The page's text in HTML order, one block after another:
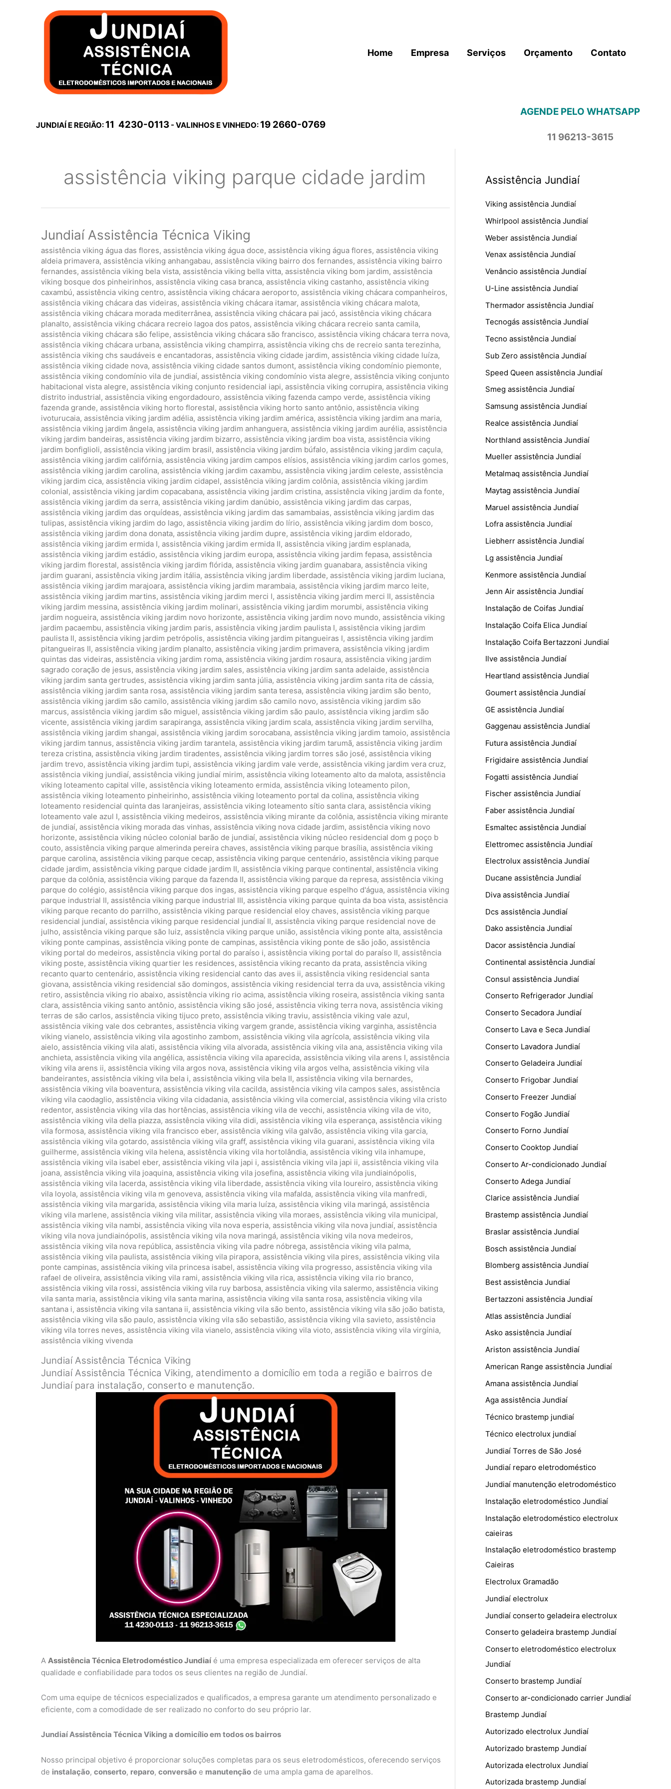
Home Empresa Serviços Orçamento Contato
JUNDIAÍ E REGIÃO: 11 4230-0113 - VALINHOS E VINHEDO: 19 2660-0769
AGENDE PELO WHATSAPP
11 96213-3615
assistência viking parque cidade jardim
Jundiaí Assistência Técnica Viking
assistência viking água das flores, assistência viking água doce, assistência viking água flores, assistência viking
aldeia primavera, assistência viking anhangabau, assistência viking bairro dos fernandes, assistência viking bairro
fernandes, assistência viking bela vista, assistência viking bella vitta, assistência viking bom jardim, assistência
viking bosque dos pinheirinhos, assistência viking casa branca, assistência viking castanho, assistência viking
caxambú, assistência viking centro, assistência viking chácara aeroporto, assistência viking chácara companheiros,
assistência viking chácara das videiras, assistência viking chácara itamar, assistência viking chácara malota,
assistência viking chácara morada mediterrânea, assistência viking chácara pai jacó, assistência viking chácara
planalto, assistência viking chácara recreio lagoa dos patos, assistência viking chácara recreio santa camila,
assistência viking chácara são felipe, assistência viking chácara são francisco, assistência viking chácara terra nova,
assistência viking chácara urbana, assistência viking champirra, assistência viking chs de recreio santa terezinha,
assistência viking chs saudáveis e encantadoras, assistência viking cidade jardim, assistência viking cidade luíza,
assistência viking cidade nova, assistência viking cidade santos dumont, assistência viking condomínio piemonte,
assistência viking condomínio vila de jundiaí, assistência viking condomínio vista alegre, assistência viking conjunto
habitacional vista alegre, assistência viking conjunto residencial iapi, assistência viking corrupira, assistência viking
distrito industrial, assistência viking engordadouro, assistência viking fazenda campo verde, assistência viking
fazenda grande, assistência viking horto florestal, assistência viking horto santo antônio, assistência viking
ivoturucaia, assistência viking jardim adélia, assistência viking jardim américa, assistência viking jardim ana maria,
assistência viking jardim ângela, assistência viking jardim anhanguera, assistência viking jardim aurélia, assistência
viking jardim bandeiras, assistência viking jardim bizarro, assistência viking jardim boa vista, assistência viking
jardim bonfiglioli, assistência viking jardim brasil, assistência viking jardim búfalo, assistência viking jardim caçula,
assistência viking jardim califórnia, assistência viking jardim campos elísios, assistência viking jardim carlos gomes,
assistência viking jardim carolina, assistência viking jardim caxambu, assistência viking jardim celeste, assistência
viking jardim cica, assistência viking jardim cidapel, assistência viking jardim colônia, assistência viking jardim
colonial, assistência viking jardim copacabana, assistência viking jardim cristina, assistência viking jardim da fonte,
assistência viking jardim da serra, assistência viking jardim danúbio, assistência viking jardim das carpas,
assistência viking jardim das orquídeas, assistência viking jardim das samambaias, assistência viking jardim das
tulipas, assistência viking jardim do lago, assistência viking jardim do lírio, assistência viking jardim dom bosco,
assistência viking jardim dona donata, assistência viking jardim dupre, assistência viking jardim eldorado,
assistência viking jardim ermida I, assistência viking jardim ermida II, assistência viking jardim esplanada,
assistência viking jardim estádio, assistência viking jardim europa, assistência viking jardim fepasa, assistência
viking jardim florestal, assistência viking jardim flórida, assistência viking jardim guanabara, assistência viking
jardim guarani, assistência viking jardim itália, assistência viking jardim liberdade, assistência viking jardim luciana,
assistência viking jardim marajoara, assistência viking jardim marambaia, assistência viking jardim marco leite,
assistência viking jardim martins, assistência viking jardim merci I, assistência viking jardim merci II, assistência
viking jardim messina, assistência viking jardim molinari, assistência viking jardim morumbi, assistência viking
jardim nogueira, assistência viking jardim novo horizonte, assistência viking jardim novo mundo, assistência viking
jardim pacaembu, assistência viking jardim paris, assistência viking jardim paulista I, assistência viking jardim
paulista II, assistência viking jardim petrópolis, assistência viking jardim pitangueiras I, assistência viking jardim
pitangueiras II, assistência viking jardim planalto, assistência viking jardim primavera, assistência viking jardim
quintas das videiras, assistência viking jardim roma, assistência viking jardim rosaura, assistência viking jardim
sagrado coração de jesus, assistência viking jardim sales, assistência viking jardim santa adelaide, assistência
viking jardim santa gertrudes, assistência viking jardim santa júlia, assistência viking jardim santa rita de cássia,
assistência viking jardim santa rosa, assistência viking jardim santa teresa, assistência viking jardim são bento,
assistência viking jardim são camilo, assistência viking jardim são camilo novo, assistência viking jardim são
marcus, assistência viking jardim são miguel, assistência viking jardim são paulo, assistência viking jardim são
vicente, assistência viking jardim sarapiranga, assistência viking jardim scala, assistência viking jardim servilha,
assistência viking jardim shangai, assistência viking jardim sorocabana, assistência viking jardim tamoio, assistência
viking jardim tannus, assistência viking jardim tarantela, assistência viking jardim tarumã, assistência viking jardim
tereza cristina, assistência viking jardim tiradentes, assistência viking jardim torres são josé, assistência viking
jardim trevo, assistência viking jardim tupi, assistência viking jardim vale verde, assistência viking jardim vera cruz,
assistência viking jundiaí, assistência viking jundiaí mirim, assistência viking loteamento alto da malota, assistência
viking loteamento capital ville, assistência viking loteamento ermida, assistência viking loteamento pilon,
assistência viking loteamento pinheirinho, assistência viking loteamento portal da colina, assistência viking
loteamento residencial quinta das laranjeiras, assistência viking loteamento sítio santa clara, assistência viking
loteamento vale azul I, assistência viking medeiros, assistência viking mirante da colônia, assistência viking mirante
de jundiaí, assistência viking morada das vinhas, assistência viking nova cidade jardim, assistência viking novo
horizonte, assistência viking núcleo colonial barão de jundiaí, assistência viking núcleo residencial dom g poço b
couto, assistência viking parque almerinda pereira chaves, assistência viking parque brasília, assistência viking
parque carolina, assistência viking parque cecap, assistência viking parque centenário, assistência viking parque
cidade jardim, assistência viking parque cidade jardim II, assistência viking parque continental, assistência viking
parque da colônia, assistência viking parque da fazenda II, assistência viking parque da represa, assistência viking
parque do colégio, assistência viking parque dos ingas, assistência viking parque espelho d'água, assistência viking
parque industrial II, assistência viking parque industrial III, assistência viking parque quinta da boa vista, assistência
viking parque recanto do parrilho, assistência viking parque residencial eloy chaves, assistência viking parque
residencial jundiaí, assistência viking parque residencial jundiaí II, assistência viking parque residencial nove de
julho, assistência viking parque são luiz, assistência viking parque união, assistência viking ponte alta, assistência
viking ponte campinas, assistência viking ponte de campinas, assistência viking ponte de são joão, assistência
viking portal do medeiros, assistência viking portal do paraíso i, assistência viking portal do paraíso II, assistência
viking poste, assistência viking quartier les residences, assistência viking recanto da prata, assistência viking
recanto quarto centenário, assistência viking residencial canto das aves ii, assistência viking residencial santa
giovana, assistência viking residencial são domingos, assistência viking residencial terra da uva, assistência viking
retiro, assistência viking rio abaixo, assistência viking rio acima, assistência viking roseira, assistência viking santa
clara, assistência viking santo antônio, assistência viking são josé, assistência viking terra nova, assistência viking
terras de são carlos, assistência viking tijuco preto, assistência viking traviu, assistência viking vale azul,
assistência viking vale dos cebrantes, assistência viking vargem grande, assistência viking varginha, assistência
viking vianelo, assistência viking vila agostinho zambom, assistência viking vila agrícola, assistência viking vila
aielo, assistência viking vila alati, assistência viking vila alvorada, assistência viking vila ana, assistência viking vila
anchieta, assistência viking vila angélica, assistência viking vila aparecida, assistência viking vila arens I, assistência
viking vila arens ii, assistência viking vila argos nova, assistência viking vila argos velha, assistência viking vila
bandeirantes, assistência viking vila bela i, assistência viking vila bela II, assistência viking vila bernardes,
assistência viking vila boaventura, assistência viking vila cacilda, assistência viking vila campos sales, assistência
viking vila caodaglio, assistência viking vila cidadania, assistência viking vila comercial, assistência viking vila cristo
redentor, assistência viking vila das hortências, assistência viking vila de vecchi, assistência viking vila de vito,
assistência viking vila della piazza, assistência viking vila didi, assistência viking vila esperança, assistência viking
vila formosa, assistência viking vila francisco eber, assistência viking vila galvão, assistência viking vila garcia,
assistência viking vila gotardo, assistência viking vila graff, assistência viking vila guarani, assistência viking vila
guilherme, assistência viking vila helena, assistência viking vila hortolândia, assistência viking vila inhamupe,
assistência viking vila isabel eber, assistência viking vila japi i, assistência viking vila japi ii, assistência viking vila
joana, assistência viking vila joaquina, assistência viking vila josefina, assistência viking vila jundiainópolis,
assistência viking vila lacerda, assistência viking vila liberdade, assistência viking vila loureiro, assistência viking
vila loyola, assistência viking vila m genoveva, assistência viking vila mafalda, assistência viking vila manfredi,
assistência viking vila margarida, assistência viking vila maria luíza, assistência viking vila maringá, assistência
viking vila marlene, assistência viking vila militar, assistência viking vila moraes, assistência viking vila municipal,
assistência viking vila nambi, assistência viking vila nova esperia, assistência viking vila nova jundiaí, assistência
viking vila nova jundiainópolis, assistência viking vila nova maringá, assistência viking vila nova medeiros,
assistência viking vila nova república, assistência viking vila padre nóbrega, assistência viking vila palma,
assistência viking vila paulista, assistência viking vila pirapora, assistência viking vila pires, assistência viking vila
ponte campinas, assistência viking vila princesa isabel, assistência viking vila progresso, assistência viking vila
rafael de oliveira, assistência viking vila rami, assistência viking vila rica, assistência viking vila rio branco,
assistência viking vila rossi, assistência viking vila ruy barbosa, assistência viking vila salermo, assistência viking
vila santa maria, assistência viking vila santa marina, assistência viking vila santa rosa, assistência viking vila
santana i, assistência viking vila santana ii, assistência viking vila são bento, assistência viking vila são joão batista,
assistência viking vila são paulo, assistência viking vila são sebastião, assistência viking vila savieto, assistência
viking vila torres neves, assistência viking vila vianelo, assistência viking vila vioto, assistência viking vila virgínia,
assistência viking vivenda
Jundiaí Assistência Técnica Viking
Jundiaí Assistência Técnica Viking, atendimento a domicílio em toda a região e bairros de
Jundiaí para instalação, conserto e manutenção.
A Assistência Técnica Eletrodoméstico Jundiaí é uma empresa especializada em oferecer serviços de alta
qualidade e confiabilidade para todos os seus clientes na região de Jundiaí.
Com uma equipe de técnicos especializados e qualificados, a empresa garante um atendimento personalizado e
eficiente, com a comodidade de ser realizado no conforto do seu próprio lar.
Jundiaí Assistência Técnica Viking a domicílio em todos os bairros
Nosso principal objetivo é proporcionar soluções completas para os seus eletrodomésticos, oferecendo serviços
de instalação, conserto, reparo, conversão e manutenção de uma ampla gama de aparelhos.
Assistência Jundiaí
Viking assistência Jundiaí
Whirlpool assistência Jundiaí
Weber assistência Jundiaí
Venax assistência Jundiaí
Venâncio assistência Jundiaí
U-Line assistência Jundiaí
Thermador assistência Jundiaí
Tecnogás assistência Jundiaí
Tecno assistência Jundiaí
Sub Zero assistência Jundiaí
Speed Queen assistência Jundiaí
Smeg assistência Jundiaí
Samsung assistência Jundiaí
Realce assistência Jundiaí
Northland assistência Jundiaí
Mueller assistência Jundiaí
Metalmaq assistência Jundiaí
Maytag assistência Jundiaí
Maruel assistência Jundiaí
Lofra assistência Jundiaí
Liebherr assistência Jundiaí
Lg assistência Jundiaí
Kenmore assistência Jundiaí
Jenn Air assistência Jundiaí
Instalação de Coifas Jundiaí
Instalação Coifa Elica Jundiaí
Instalação Coifa Bertazzoni Jundiaí
Ilve assistência Jundiaí
Heartland assistência Jundiaí
Goumert assistência Jundiaí
GE assistência Jundiaí
Gaggenau assistência Jundiaí
Futura assistência Jundiaí
Frigidaire assistência Jundiaí
Fogatti assistência Jundiaí
Fischer assistência Jundiaí
Faber assistência Jundiaí
Esmaltec assistência Jundiaí
Elettromec assistência Jundiaí
Electrolux assistência Jundiaí
Ducane assistência Jundiaí
Diva assistência Jundiaí
Dcs assistência Jundiaí
Dako assistência Jundiaí
Dacor assistência Jundiaí
Continental assistência Jundiaí
Consul assistência Jundiaí
Conserto Refrigerador Jundiaí
Conserto Secadora Jundiaí
Conserto Lava e Seca Jundiaí
Conserto Lavadora Jundiaí
Conserto Geladeira Jundiaí
Conserto Frigobar Jundiaí
Conserto Freezer Jundiaí
Conserto Fogão Jundiaí
Conserto Forno Jundiaí
Conserto Cooktop Jundiaí
Conserto Ar-condicionado Jundiaí
Conserto Adega Jundiaí
Clarice assistência Jundiaí
Brastemp assistência Jundiaí
Braslar assistência Jundiaí
Bosch assistência Jundiaí
Blomberg assistência Jundiaí
Best assistência Jundiaí
Bertazzoni assistência Jundiaí
Atlas assistência Jundiaí
Asko assistência Jundiaí
Ariston assistência Jundiaí
American Range assistência Jundiaí
Amana assistência Jundiaí
Aga assistência Jundiaí
Técnico brastemp jundiaí
Técnico electrolux jundiaí
Jundiaí Torres de São José
Jundiaí reparo eletrodoméstico
Jundiaí manutenção eletrodoméstico
Instalação eletrodoméstico Jundiaí
Instalação eletrodoméstico electrolux
caieiras
Instalação eletrodoméstico brastemp
Caieiras
Electrolux Gramadão
Jundiaí electrolux
Jundiaí conserto geladeira electrolux
Conserto geladeira brastemp Jundiaí
Conserto eletrodoméstico electrolux
Jundiaí
Conserto brastemp Jundiaí
Conserto ar-condicionado carrier Jundiaí
Brastemp Jundiaí
Autorizado electrolux Jundiaí
Autorizado brastemp Jundiaí
Autorizada electrolux Jundiaí
Autorizada brastemp Jundiaí